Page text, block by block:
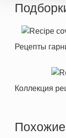
Рецепты
Коллекция